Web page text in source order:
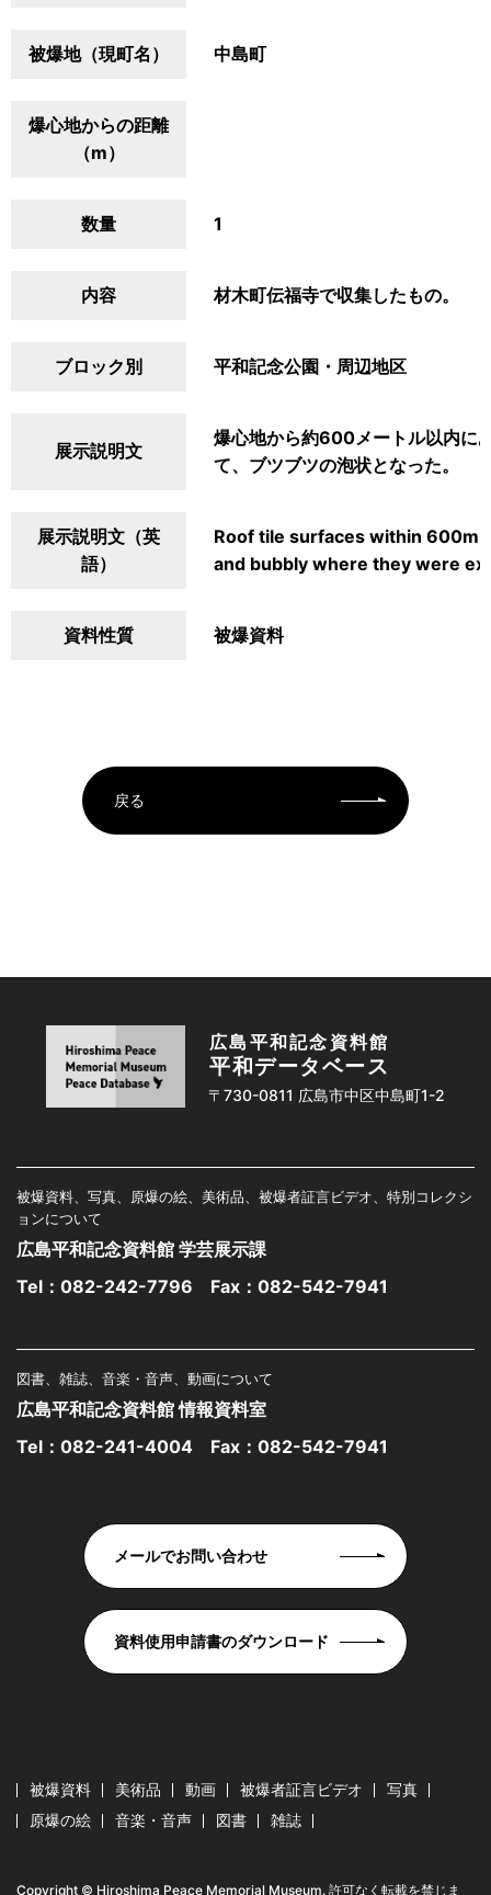
被爆地（現町名） 中島町
爆心地からの距離
（m）
数量 1
内容 材木町伝福寺で収集したもの。
ブロック別 平和記念公園・周辺地区
展示説明文
爆心地から約600メートル以内に
て、ブツブツの泡状となった。
展示説明文（英
語）
Roof tile surfaces within 600m
and bubbly where they were
資料性質 被爆資料
戻る
広島平和記念資料館
平和データベース
〒730-0811 広島市中区中島町1-2
被爆資料、写真、原爆の絵、美術品、被爆者証言ビデオ、特別コレクシ
ョンについて
広島平和記念資料館 学芸展示課
Tel： 082-242-7796 Fax：082-542-7941
図書、雑誌、音楽・音声、動画について
広島平和記念資料館 情報資料室
Tel： 082-241-4004 Fax：082-542-7941
メールでお問い合わせ
資料使用申請書のダウンロード
被爆資料 美術品 動画 被爆者証言ビデオ
写真
原爆の絵
音楽・音声 図書 雑誌
Copyright © Hiroshima Peace Memorial Museum. 許可なく転載を禁じま